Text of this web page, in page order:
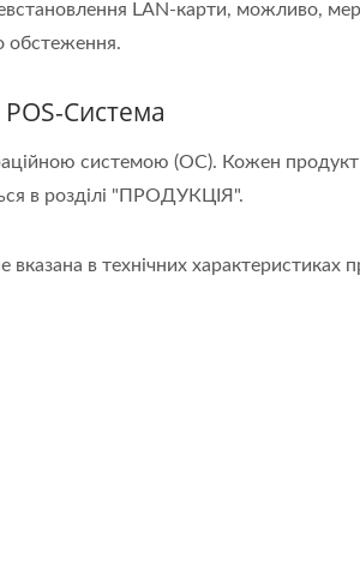
LAN-карти, можливо,
обстеження.
Система
системою (ОС). Кожен
в розділі "ПРОДУКЦІЯ".
в технічних характеристиках